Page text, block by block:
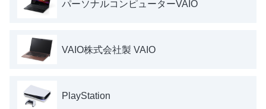
パーソナルコンピューターVAIO
VAIO株式会社製 VAIO
PlayStation